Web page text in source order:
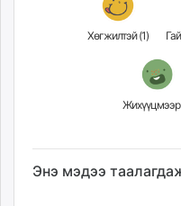
Хөгжилтэй (1)
Энэ мэдээ